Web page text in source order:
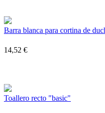
Barra blanca para cortina de
14,52 €
Toallero recto "basic"